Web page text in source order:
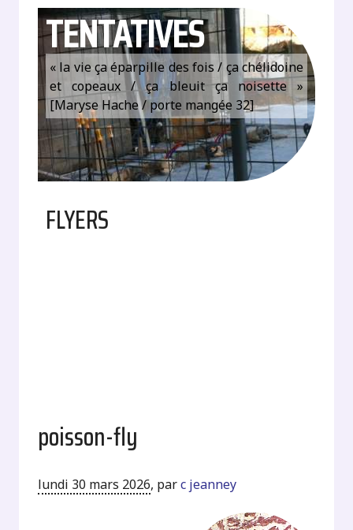
TENTATIVES
« la vie ça éparpille des fois / ça chélidoine
et copeaux / ça bleuit ça noisette »
[Maryse Hache / porte mangée 32]
FLYERS
poisson-fly
lundi 30 mars 2026, parc jeanney